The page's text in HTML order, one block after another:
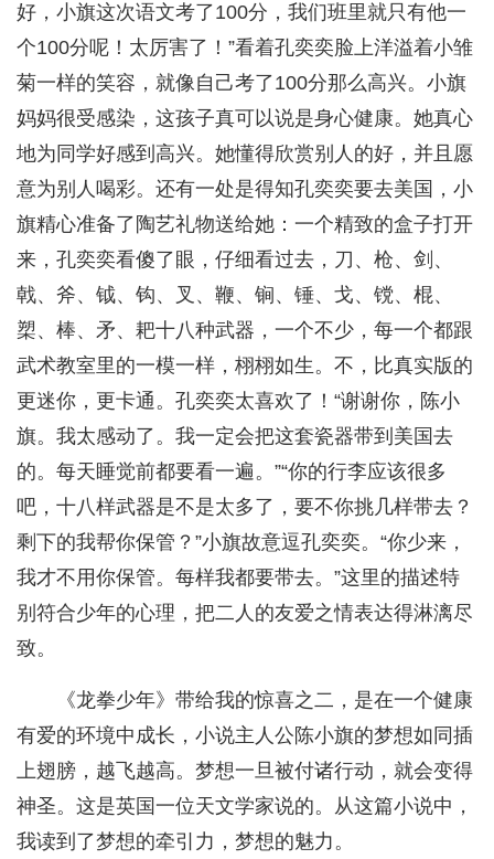
好，小旗这次语文考了100分，我们班里就只有他一
个100分呢！太厉害了！”看着孔奕奕脸上洋溢着小雏
菊一样的笑容，就像自己考了100分那么高兴。小旗
妈妈很受感染，这孩子真可以说是身心健康。她真心
地为同学好感到高兴。她懂得欣赏别人的好，并且愿
意为别人喝彩。还有一处是得知孔奕奕要去美国，小
旗精心准备了陶艺礼物送给她：一个精致的盒子打开
来，孔奕奕看傻了眼，仔细看过去，刀、枪、剑、
戟、斧、钺、钩、叉、鞭、锏、锤、戈、镋、棍、
槊、棒、矛、耙十八种武器，一个不少，每一个都跟
武术教室里的一模一样，栩栩如生。不，比真实版的
更迷你，更卡通。孔奕奕太喜欢了！“谢谢你，陈小
旗。我太感动了。我一定会把这套瓷器带到美国去
的。每天睡觉前都要看一遍。”“你的行李应该很多
吧，十八样武器是不是太多了，要不你挑几样带去？
剩下的我帮你保管？”小旗故意逗孔奕奕。“你少来，
我才不用你保管。每样我都要带去。”这里的描述特
别符合少年的心理，把二人的友爱之情表达得淋漓尽
致。
《龙拳少年》带给我的惊喜之二，是在一个健康
有爱的环境中成长，小说主人公陈小旗的梦想如同插
上翅膀，越飞越高。梦想一旦被付诸行动，就会变得
神圣。这是英国一位天文学家说的。从这篇小说中，
我读到了梦想的牵引力，梦想的魅力。